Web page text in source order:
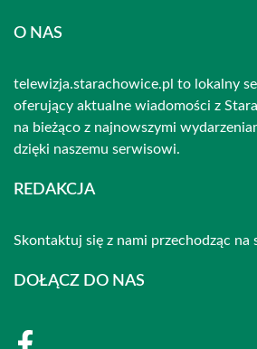
O NAS
telewizja.starachowice.pl to lokalny
oferujący aktualne wiadomości z
na bieżąco z najnowszymi
dzięki naszemu serwisowi.
REDAKCJA
Skontaktuj się z nami przechodząc na
DOŁĄCZ DO NAS